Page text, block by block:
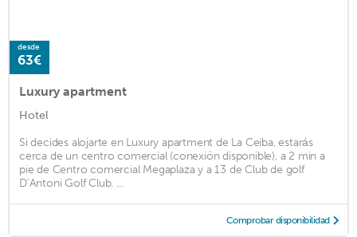
desde
63€
Luxury apartment
Hotel
Si decides alojarte en Luxury apartment de La Ceiba, estarás
cerca de un centro comercial (conexión disponible), a 2 min a
pie de Centro comercial Megaplaza y a 13 de Club de golf
D’Antoni Golf Club. ...
Comprobar disponibilidad